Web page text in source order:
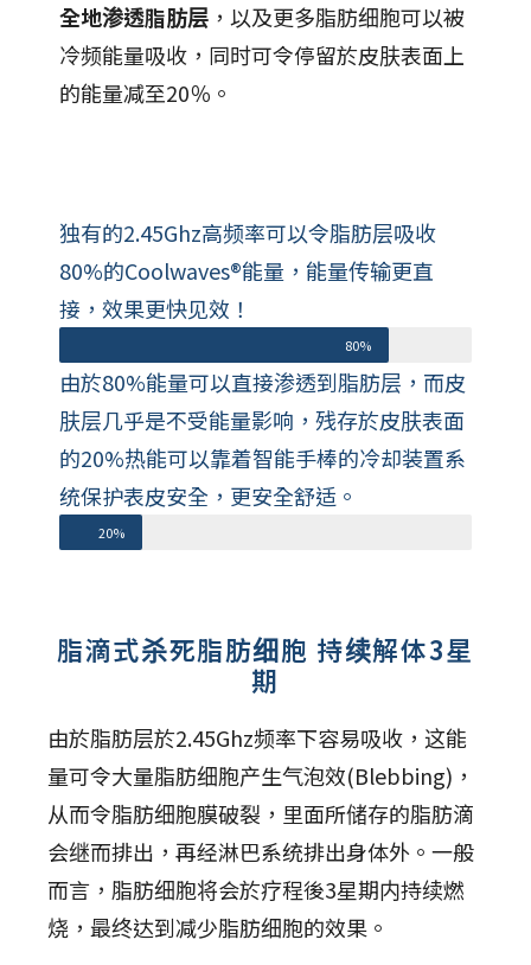
全地渗透脂肪层 ，以及更多脂肪细胞可以被
冷频能量吸收，同时可令停留於皮肤表面上
的能量减至20％。
独有的2.45Ghz高频率可以令脂肪层吸收
80%的Coolwaves®能量，能量传输更直
接，效果更快见效！
80%
由於80%能量可以直接渗透到脂肪层，而皮
肤层几乎是不受能量影响，残存於皮肤表面
的20%热能可以靠着智能手棒的冷却装置系
统保护表皮安全，更安全舒适。
20%
脂滴式杀死脂肪细胞 持续解体3星
期
由於脂肪层於2.45Ghz频率下容易吸收，这能
量可令大量脂肪细胞产生气泡效(Blebbing)，
从而令脂肪细胞膜破裂，里面所储存的脂肪滴
会继而排出，再经淋巴系统排出身体外。一般
而言，脂肪细胞将会於疗程後3星期内持续燃
烧，最终达到减少脂肪细胞的效果。